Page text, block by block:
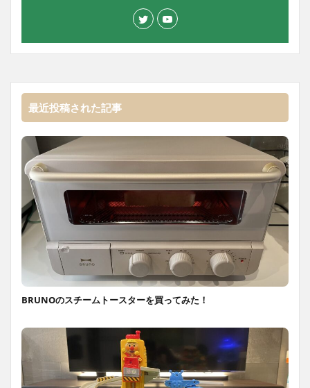
最近投稿された記事
BRUNOのスチームトースターを買ってみた！